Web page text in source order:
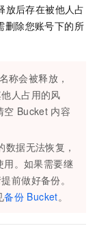
放后存在被他人占
删除您账号下的所
名称会被释放，
人占用的风
空 Bucket 内容
数据无法恢复，
用。如果需要继
前做好备份。
备份 Bucket。